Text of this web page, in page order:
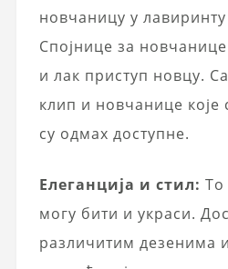
новчаницу у
Спојнице за
и лак приступ новцу.
клип и новчанице које
су одмах доступне.
Елеганција и стил: То
могу бити и украси.
различитим дезенима